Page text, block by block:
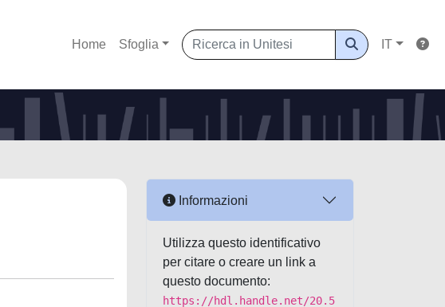
Home Sfoglia IT
Informazioni
Utilizza questo identificativo
per citare o creare un link a
questo documento:
https://hdl.handle.net/20.5